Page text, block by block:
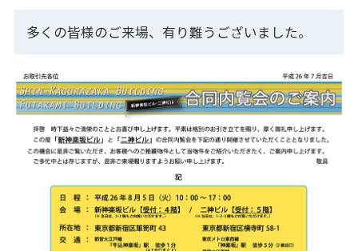
多くの皆様のご来場、有り難うございました。